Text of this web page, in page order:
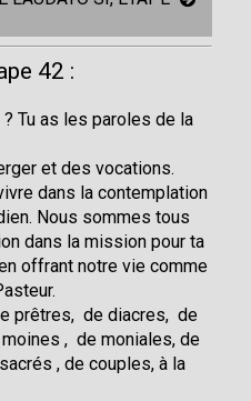
42 :
Tu as les paroles de la
et des vocations.
dans la contemplation
Nous sommes tous
dans la mission pour ta
offrant notre vie comme
prêtres, de diacres, de
, de moniales, de
, de couples, à la